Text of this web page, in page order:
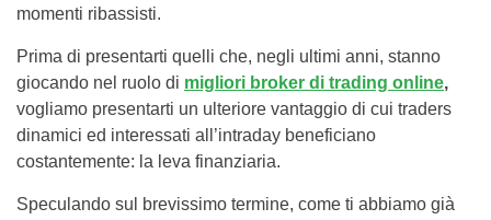
momenti ribassisti.
Prima di presentarti quelli che, negli ultimi anni, stanno
giocando nel ruolo di migliori broker di trading online,
vogliamo presentarti un ulteriore vantaggio di cui traders
dinamici ed interessati all’intraday beneficiano
costantemente: la leva finanziaria.
Speculando sul brevissimo termine, come ti abbiamo già